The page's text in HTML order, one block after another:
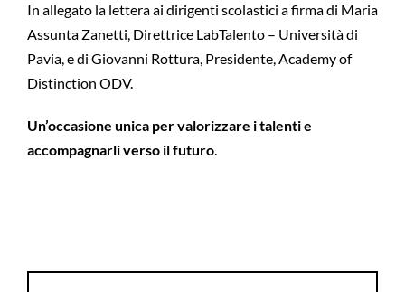
In allegato la lettera ai dirigenti scolastici a firma di Maria
Assunta Zanetti, Direttrice LabTalento – Università di
Pavia, e di Giovanni Rottura, Presidente, Academy of
Distinction ODV.
Un’occasione unica per valorizzare i talenti e
accompagnarli verso il futuro.